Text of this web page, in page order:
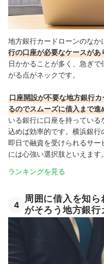
地方銀行カードローンのなか
行の口座が必要なケースがあ
日かかることが多く、急ぎ
がる点がネックです。
口座開設が不要な地方銀行
るのでスムーズに借入まで進
いる銀行に口座を持ってい
込めば効率的です。横浜銀
即日で融資を受けられるサ
には心強い選択肢といえます。
ランキングを見る
4
周囲に借入を知
がそろう地方銀行